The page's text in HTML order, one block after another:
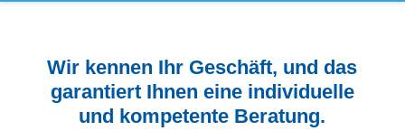
Wir kennen Ihr Geschäft, und das
garantiert Ihnen eine individuelle
und kompetente Beratung.